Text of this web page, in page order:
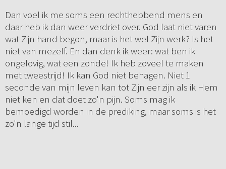
Dan voel ik me soms een rechthebbend mens en
daar heb ik dan weer verdriet over. God laat niet varen
wat Zijn hand begon, maar is het wel Zijn werk? Is het
niet van mezelf. En dan denk ik weer: wat ben ik
ongelovig, wat een zonde! Ik heb zoveel te maken
met tweestrijd! Ik kan God niet behagen. Niet 1
seconde van mijn leven kan tot Zijn eer zijn als ik Hem
niet ken en dat doet zo'n pijn. Soms mag ik
bemoedigd worden in de prediking, maar soms is het
zo'n lange tijd stil...